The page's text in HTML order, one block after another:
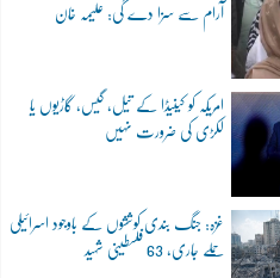
آرام سے سزا دے گی: علیمہ خان
امریکہ کو کینیڈا کے تیل، گیس، گاڑیوں یا
لکڑی کی ضرورت نہیں
غزہ: جنگ بندی کوششوں کے باوجود اسرائیلی
حملے جاری، 63 فلسطینی شہید